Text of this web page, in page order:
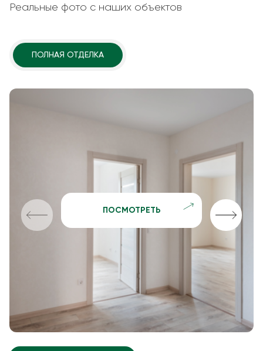
Реальные фото с наших объектов
ПОЛНАЯ ОТДЕЛКА
ПОСМОТРЕТЬ